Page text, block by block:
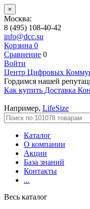
×
Москва:
8 (495) 108-40-42
info@dcc.su
Корзина 0
Сравнение 0
Войти
Центр Цифровых
Гордимся нашей
Как купить Доставка
Например, LifeSize
Каталог
О компании
Акции
База знаний
Контакты
...
Весь каталог